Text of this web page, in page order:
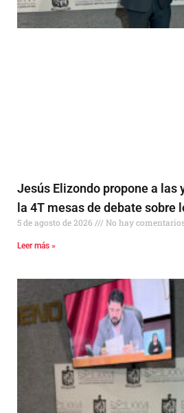
Jesús Elizondo propone a las
la 4T mesas de debate sobre
5 de agosto de 2026 No hay
Leer más »